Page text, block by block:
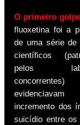
O primeiro
fluoxetina foi a
de uma série de
científicos
pelos
incremento dos
suicídio entre